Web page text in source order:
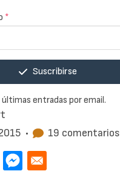
• 19 comentarios
*
Suscribirse
últimas entradas por email.